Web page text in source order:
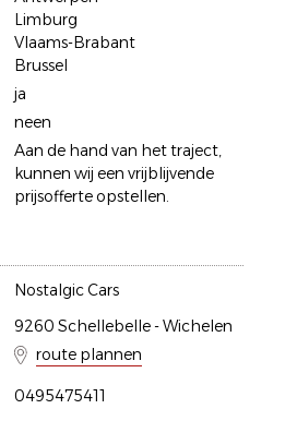
Limburg
Vlaams-Brabant
Brussel
ja
neen
Aan de hand van het traject,
kunnen wij een vrijblijvende
prijsofferte opstellen.
Nostalgic Cars
9260 Schellebelle - Wichelen
route plannen
0495475411